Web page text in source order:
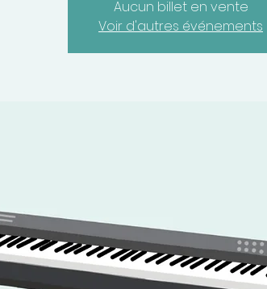
Aucun billet en vente
Voir d'autres événements